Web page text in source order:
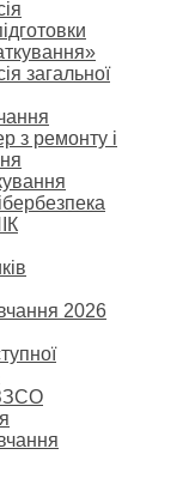
загальної
з ремонту і
2026